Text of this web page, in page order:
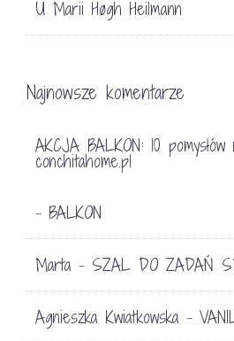
U Marii Høgh Heilmann
Najnowsze komentarze
AKCJA BALKON: 10
conchitahome.pl
- BALKON
Marta - SZAL DO ZADAŃ
Agnieszka Kwiatkowska -